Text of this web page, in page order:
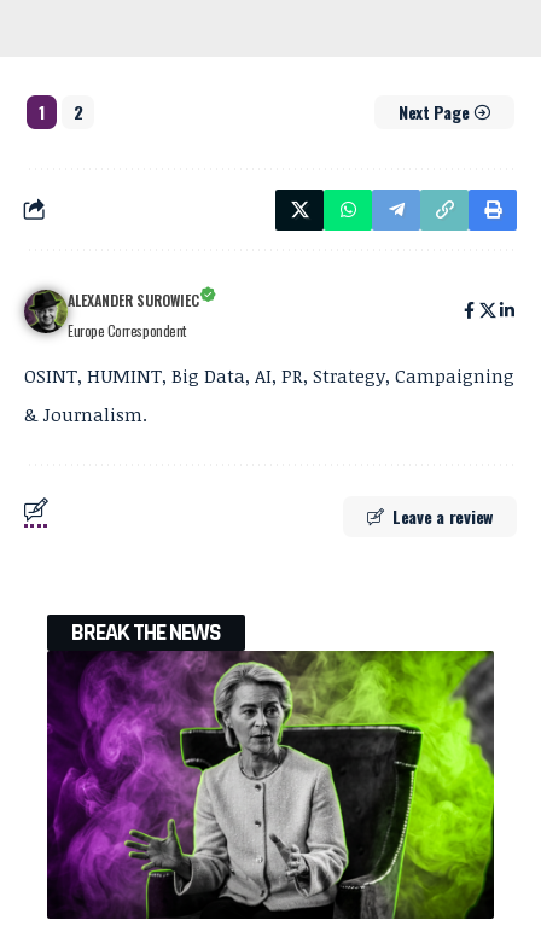
1 2 Next Page
ALEXANDER SUROWIEC
Europe Correspondent
OSINT, HUMINT, Big Data, AI, PR, Strategy, Campaigning
& Journalism.
Leave a review
BREAK THE NEWS